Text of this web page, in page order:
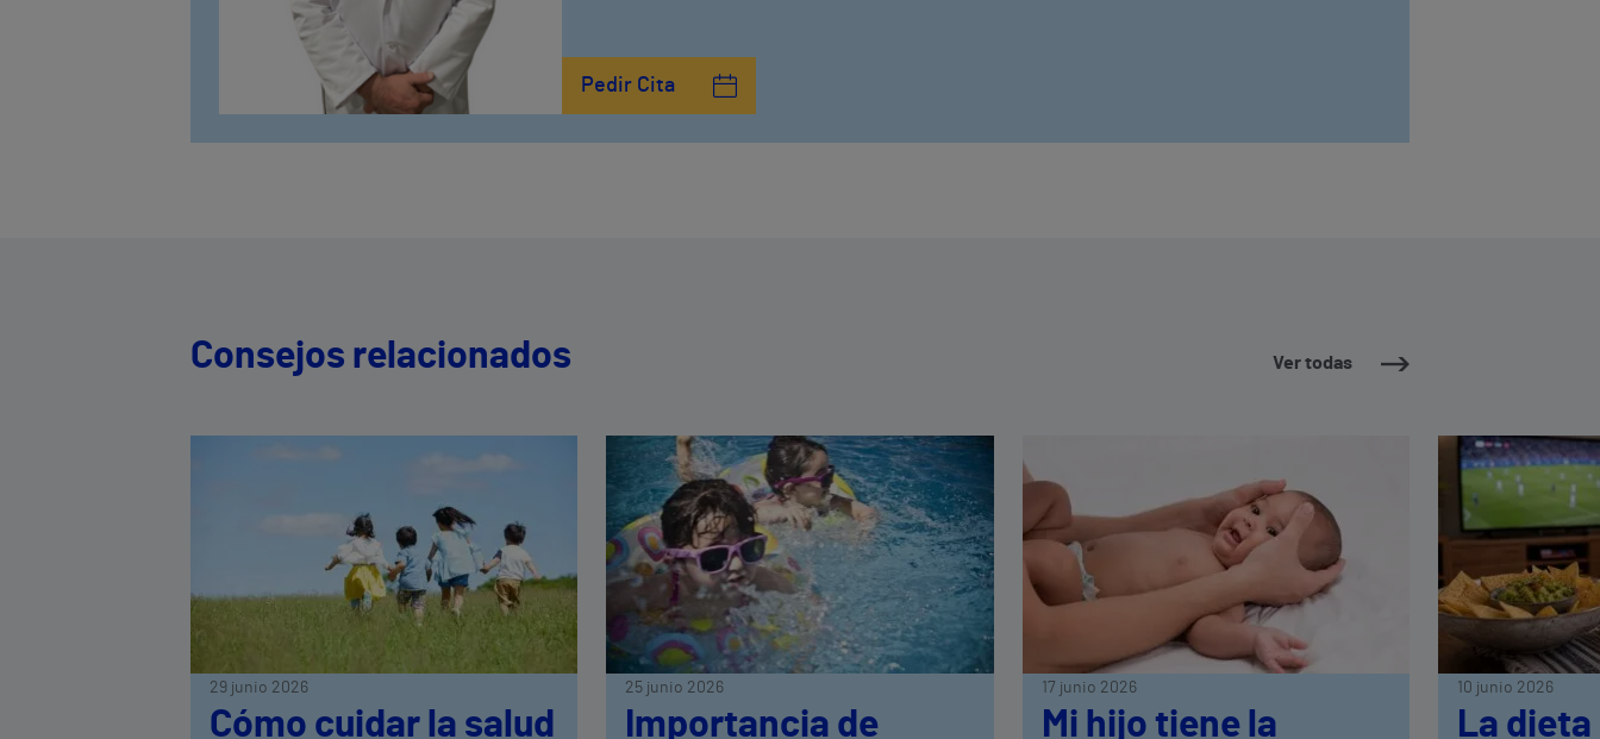
Pedir Cita
Consejos relacionados Ver todas
29 junio 2026
Cómo cuidar la salud
25 junio 2026
Importancia de
17 junio 2026
Mi hijo tiene la
10 junio 2026
La dieta